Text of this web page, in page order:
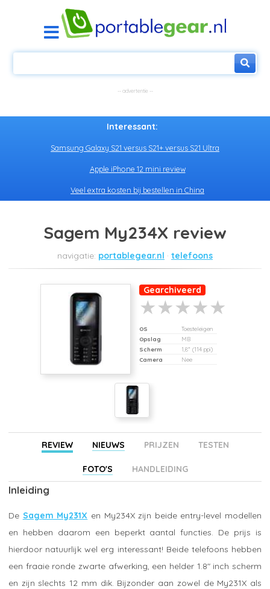
Interessant:
Samsung Galaxy S21 versus S21+ versus S21 Ultra
Apple iPhone 12 mini review
Veel extra kosten bij bestellen in China
Sagem My234X review
portablegear.nl telefoons
Gearchiveerd
OS
Toesteleigen
Opslag
MB
Scherm
1,8" (114 ppi)
Camera
Nee
REVIEW NIEUWS PRIJZEN TESTEN
FOTO'S HANDLEIDING
Inleiding
De Sagem My231X en My234X zijn beide entry-level modellen
en hebben daarom een beperkt aantal functies. De prijs is
hierdoor natuurlijk wel erg interessant! Beide telefoons hebben
een fraaie ronde zwarte afwerking, een helder 1.8" inch scherm
en zijn slechts 12 mm dik. Bijzonder aan zowel de My231X als